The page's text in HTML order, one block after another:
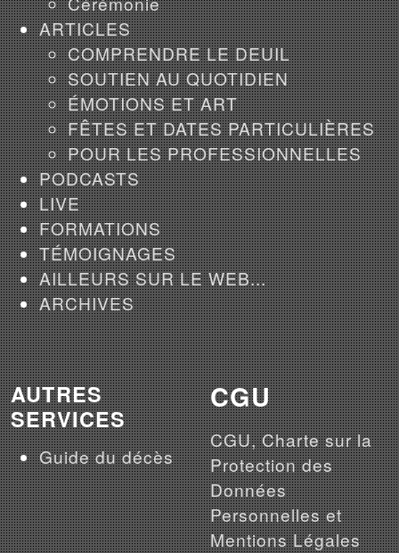
ARTICLES
COMPRENDRE LE DEUIL
SOUTIEN AU QUOTIDIEN
ÉMOTIONS ET ART
FÊTES ET DATES PARTICULIÈRES
POUR LES PROFESSIONNELLES
PODCASTS
LIVE
FORMATIONS
TÉMOIGNAGES
AILLEURS SUR LE WEB...
ARCHIVES
AUTRES
SERVICES
Guide du décès
CGU
CGU, Charte sur la
Protection des
Données
Personnelles et
Mentions Légales